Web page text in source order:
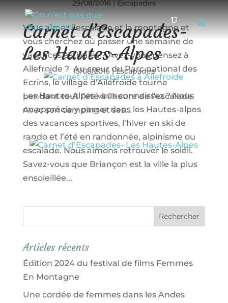
29/08/2016 Escapades
Vous aimez l’escalade et la montagne et
vous cherchez où passer une semaine de
vacances estivales ? Avez-vous pensez à
Ailefroide ? Au cœur du Parc national des
Ecrins, le village d’Ailefroide tourne
pendant tout l’été à l’heure de l’escalade.
Avec son camping et ses...
Carnet d’Escapades-
Les Hautes-Alpes
15/08/2016|Escapades
Les Hautes-Alpes vous connaissez ? Nous
on apprécie y passer dans les Hautes-alpes
des vacances sportives, l’hiver en ski de
rando et l’été en randonnée, alpinisme ou
escalade. Nous aimons retrouver le soleil.
Savez-vous que Briançon est la ville la plus
ensoleillée...
Articles récents
Édition 2024 du festival de films Femmes
En Montagne
Une cordée de femmes dans les Andes